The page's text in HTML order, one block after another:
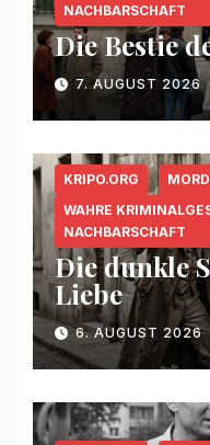
NACHBARSCHAFT
Die Bestie
7. AUGUST 2026
KRIPO.ORG
WAHRE
NACHBARSCHAFT
Die dunkle
Liebe
6. AUGUST 2026